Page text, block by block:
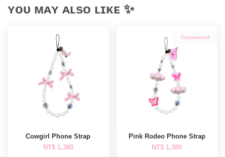
ʏᴏᴜ ᴍᴀʏ ᴀʟsᴏ ʟɪᴋᴇ ✨
Cowgirl Phone Strap
NT$ 1,380
Customized
Pink Rodeo Phone Strap
NT$ 1,380